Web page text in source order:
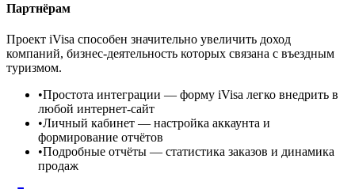
Партнёрам
Проект iVisa способен значительно увеличить доход
компаний, бизнес-деятельность которых связана с въездным
туризмом.
•Простота интеграции — форму iVisa легко внедрить в
любой интернет-сайт
•Личный кабинет — настройка аккаунта и
формирование отчётов
•Подробные отчёты — статистика заказов и динамика
продаж